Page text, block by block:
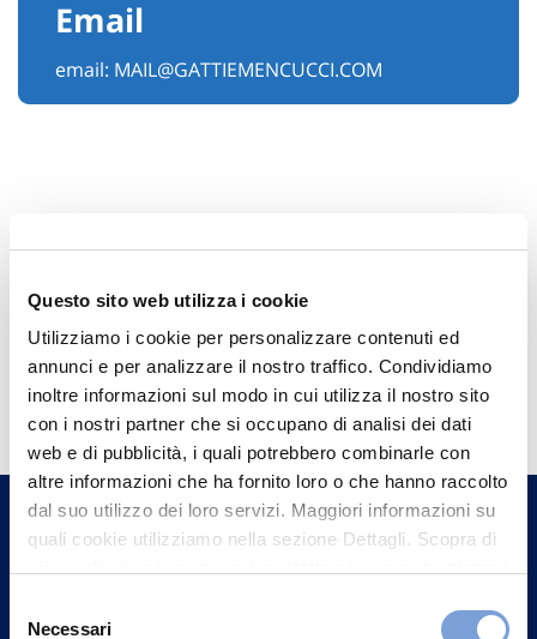
Questo sito web utilizza i cookie
Utilizziamo i cookie per personalizzare contenuti ed
annunci e per analizzare il nostro traffico. Condividiamo
inoltre informazioni sul modo in cui utilizza il nostro sito
con i nostri partner che si occupano di analisi dei dati
web e di pubblicità, i quali potrebbero combinarle con
altre informazioni che ha fornito loro o che hanno raccolto
dal suo utilizzo dei loro servizi. Maggiori informazioni su
quali cookie utilizziamo nella sezione Dettagli. Scopra di
può trovare nel footer del sito nella sezione "Informativa
delNecessari
Email
email: MAIL@GATTIEMENCUCCI.COM
Hai bisogno di
informazioni?
Trova l'Agenzia più vicina a te e parla con
un nostro Agente.